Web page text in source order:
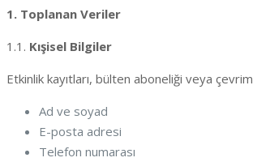
1. Toplanan Veriler
1.1. Kışisel Bilgiler
Etkinlik kayıtları, bülten aboneliği veya
Ad ve soyad
E-posta adresi
Telefon numarası